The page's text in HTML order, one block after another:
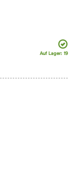
Auf Lager: 19